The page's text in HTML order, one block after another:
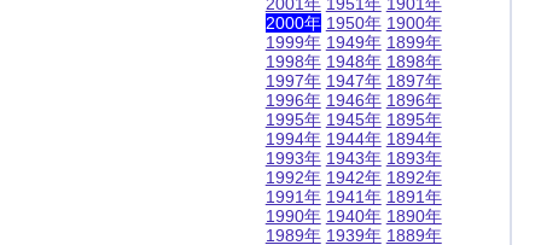
2000年
1999年
1998年
1997年
1996年
1995年
1994年
1993年
1992年
1991年
1990年
1989年
1950年
1949年
1948年
1947年
1946年
1945年
1944年
1943年
1942年
1941年
1940年
1939年
1900年
1899年
1898年
1897年
1896年
1895年
1894年
1893年
1892年
1891年
1890年
1889年